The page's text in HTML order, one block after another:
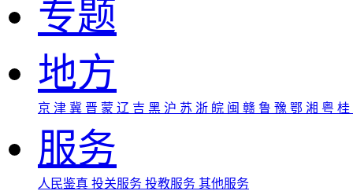
专题
地方
京 津 冀 晋 蒙 辽 吉 黑 沪 苏 浙 皖 闽 赣 鲁 豫 鄂 湘 粤 桂
服务
人民鉴真 投关服务 投教服务 其他服务